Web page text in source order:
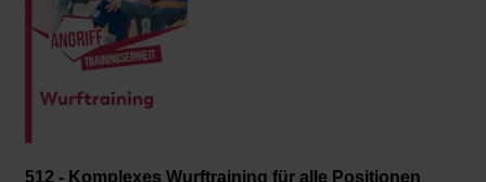
512 - Komplexes Wurftraining für alle Positionen